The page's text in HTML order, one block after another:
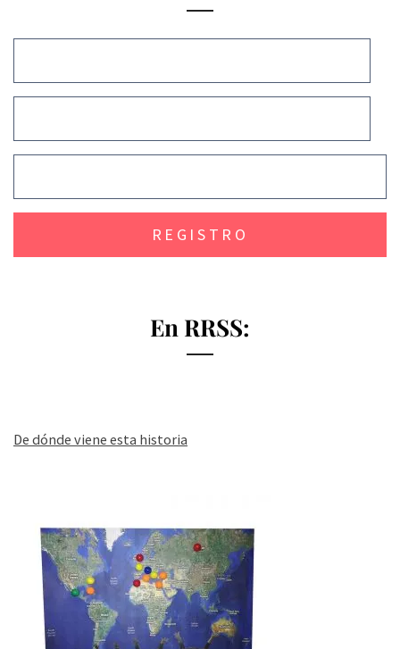
En RRSS:
De dónde viene esta historia